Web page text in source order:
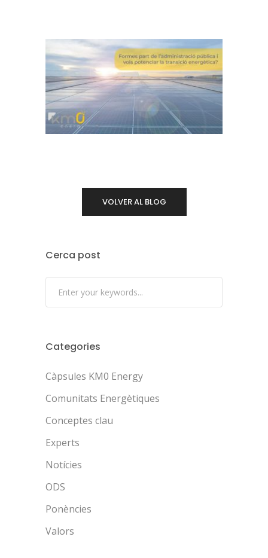
VOLVER AL BLOG
Cerca post
Categories
Càpsules KM0 Energy
Comunitats Energètiques
Conceptes clau
Experts
Notícies
ODS
Ponències
Valors